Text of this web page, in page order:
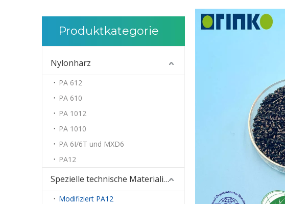
Produktkategorie
Nylonharz
PA 612
PA 610
PA 1012
PA 1010
PA 6I/6T und MXD6
PA12
Spezielle technische Materialien
Modifiziert PA12